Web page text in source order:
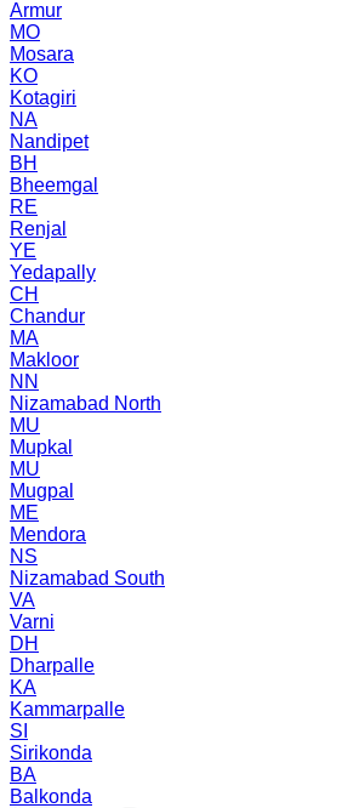
Armur
MO
Mosara
KO
Kotagiri
NA
Nandipet
BH
Bheemgal
RE
Renjal
YE
Yedapally
CH
Chandur
MA
Makloor
NN
Nizamabad North
MU
Mupkal
MU
Mugpal
ME
Mendora
NS
Nizamabad South
VA
Varni
DH
Dharpalle
KA
Kammarpalle
SI
Sirikonda
BA
Balkonda